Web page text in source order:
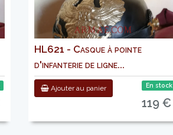
HL621 - Casque à pointe
d'infanterie de ligne...
Ajouter au panier En stock
119 €